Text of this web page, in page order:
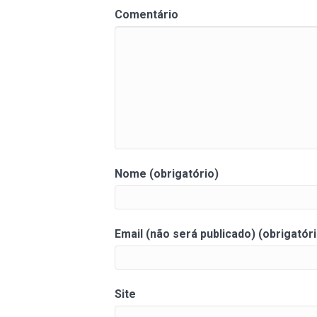
Comentário
Nome (obrigatório)
Email (não será publicado)
Site